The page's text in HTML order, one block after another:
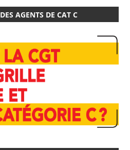
AGENTS DE CAT C